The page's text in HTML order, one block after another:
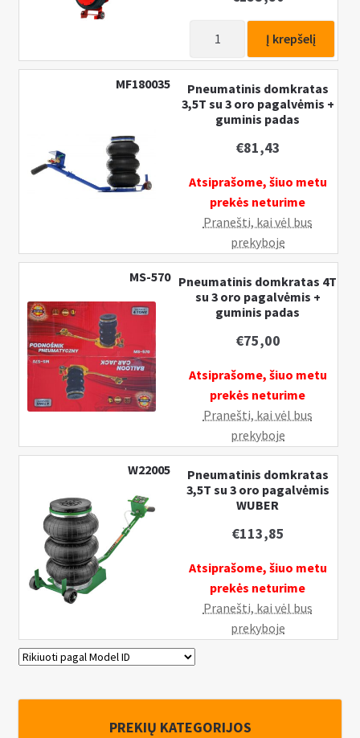
padas
Pneumatinis
domkratas
5T
pagalvėmis
Į krepšelį
MF180035
Pneumatinis domkratas
3,5T su 3 oro pagalvėmis +
guminis padas
€81,43
Atsiprašome, šiuo metu
prekės neturime
Pranešti, kai vėl bus
prekyboje
MS-570 Pneumatinis domkratas 4T
su 3 oro pagalvėmis +
guminis padas
€75,00
Atsiprašome, šiuo metu
prekės neturime
Pranešti, kai vėl bus
prekyboje
W22005
Pneumatinis domkratas
3,5T su 3 oro pagalvėmis
WUBER
€113,85
Atsiprašome, šiuo metu
prekės neturime
Pranešti, kai vėl bus
prekyboje
PREKIŲ KATEGORIJOS